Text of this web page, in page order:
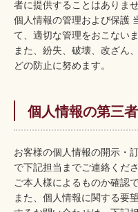
者に提供することはありませ
個人情報の管理および保護
て、適切な管理をおこないま
また、紛失、破壊、改ざん
どの防止に努めます。
個人情報の第三
お客様の個人情報の開示・
で下記担当までご連絡くださ
ご本人様によるものか確認
また、個人情報に関する要